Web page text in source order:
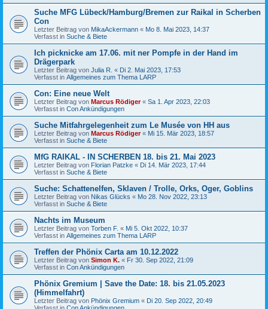
Suche MFG Lübeck/Hamburg/Bremen zur Raikal in Scherben
Con
Letzter Beitrag von MikaAckermann « Mo 8. Mai 2023, 14:37
Verfasst in Suche & Biete
Ich picknicke am 17.06. mit ner Pompfe in der Hand im
Drägerpark
Letzter Beitrag von Julia R. « Di 2. Mai 2023, 17:53
Verfasst in Allgemeines zum Thema LARP
Con: Eine neue Welt
Letzter Beitrag von Marcus Rödiger« Sa 1. Apr 2023, 22:03
Verfasst in Con Ankündigungen
Suche Mitfahrgelegenheit zum Le Musée von HH aus
Letzter Beitrag von Marcus Rödiger« Mi 15. Mär 2023, 18:57
Verfasst in Suche & Biete
MfG RAIKAL - IN SCHERBEN 18. bis 21. Mai 2023
Letzter Beitrag von Florian Patzke « Di 14. Mär 2023, 17:44
Verfasst in Suche & Biete
Suche: Schattenelfen, Sklaven / Trolle, Orks, Oger, Goblins
Letzter Beitrag von Nikas Glücks « Mo 28. Nov 2022, 23:13
Verfasst in Suche & Biete
Nachts im Museum
Letzter Beitrag von Torben F. « Mi 5. Okt 2022, 10:37
Verfasst in Allgemeines zum Thema LARP
Treffen der Phönix Carta am 10.12.2022
Letzter Beitrag von Simon K. « Fr 30. Sep 2022, 21:09
Verfasst in Con Ankündigungen
Phönix Gremium | Save the Date: 18. bis 21.05.2023
(Himmelfahrt)
Letzter Beitrag von Phönix Gremium « Di 20. Sep 2022, 20:49
Verfasst in Con Ankündigungen